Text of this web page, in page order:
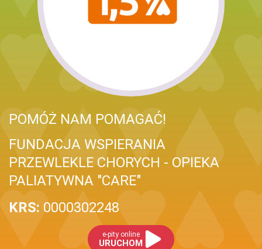
POMÓŻ NAM POMAGAĆ!
FUNDACJA WSPIERANIA
PRZEWLEKLE CHORYCH - OPIEKA
PALIATYWNA "CARE"
KRS: 0000302248
e-pity online
URUCHOM